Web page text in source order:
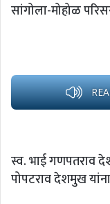
सांगोला-मोहोळ
स्व. भाई गणपतराव
पोपटराव देशमुख